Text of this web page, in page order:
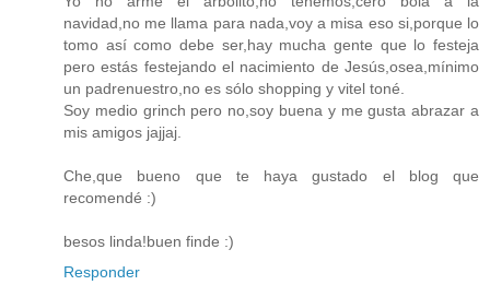
navidad,no me llama para nada,voy a misa eso si,porque lo
tomo así como debe ser,hay mucha gente que lo festeja
pero estás festejando el nacimiento de Jesús,osea,mínimo
un padrenuestro,no es sólo shopping y vitel toné.
Soy medio grinch pero no,soy buena y me gusta abrazar a
mis amigos jajjaj.
Che,que bueno que te haya gustado el blog que
recomendé :)
besos linda!buen finde :)
Responder